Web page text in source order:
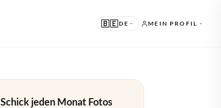
🇧🇪DE
· ENGLISH
SPRACHEN
MEIN PROFIL
Schick jeden Monat Fotos